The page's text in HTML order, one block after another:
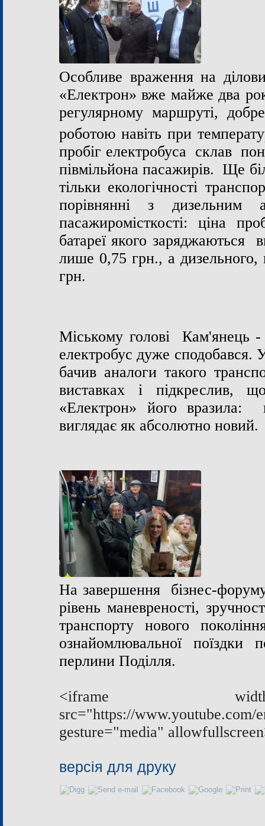
Особливе враження на
«Електрон» вже майже два
регулярному маршруті,
роботою навіть при
пробіг електробуса склав
півмільйона пасажирів. Ще
тільки екологічності
порівнянні з
пасажиромісткості: ціна
батареї якого заряджаються
лише 0,75 грн., а
грн.
Міському голові Кам'янець
електробус дуже сподобався.
бачив аналоги такого
виставках і підкреслив,
«Електрон» його вразила:
виглядає як абсолютно
На завершення бізнес-
рівень маневреності,
транспорту нового
ознайомлювальної поїздки
перлини Поділля.
<iframe
src="https://
gesture="media"
версія для друку